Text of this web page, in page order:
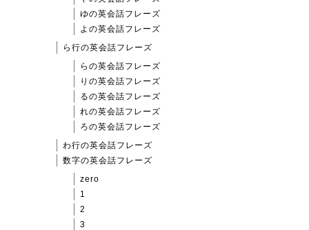
ゆの英会話フレーズ
よの英会話フレーズ
ら行の英会話フレーズ
らの英会話フレーズ
りの英会話フレーズ
るの英会話フレーズ
れの英会話フレーズ
ろの英会話フレーズ
わ行の英会話フレーズ
数字の英会話フレーズ
zero
1
2
3